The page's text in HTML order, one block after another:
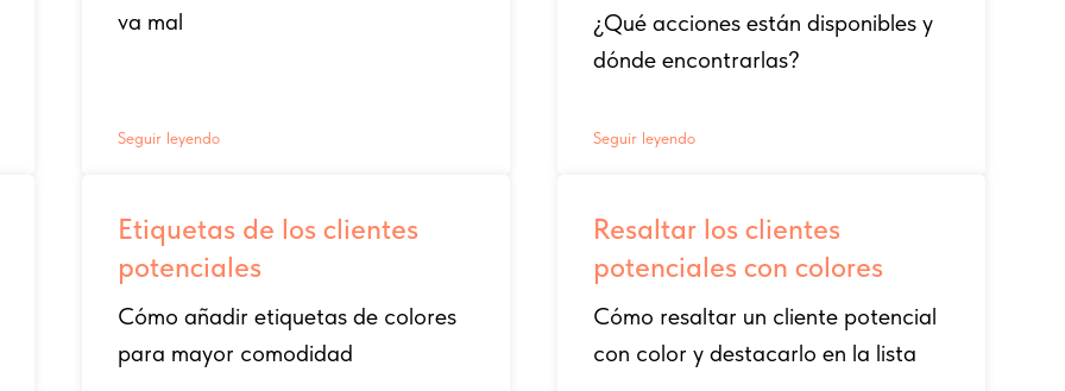
va mal
Seguir leyendo
¿Qué acciones están disponibles y
dónde encontrarlas?
Seguir leyendo
Etiquetas de los clientes
potenciales
Cómo añadir etiquetas de colores
para mayor comodidad
Resaltar los clientes
potenciales con colores
Cómo resaltar un cliente potencial
con color y destacarlo en la lista